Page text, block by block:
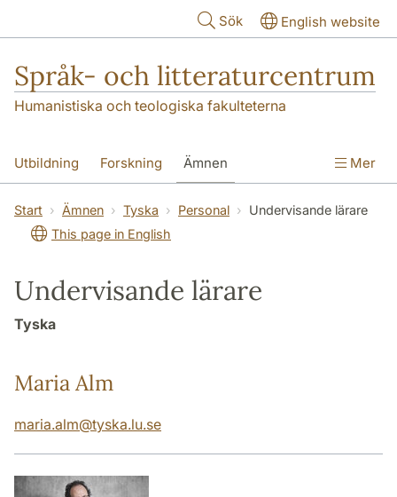
Sök English website
Språk- och litteraturcentrum
Humanistiska och teologiska fakulteterna
Utbildning Forskning Ämnen
SOL-husen Kontakt Institutionen
översättning till svenska
Mer
Start Ämnen Tyska Personal
Undervisande lärare
This page in English
Undervisande lärare
Tyska
Maria Alm
maria.alm@tyska.lu.se